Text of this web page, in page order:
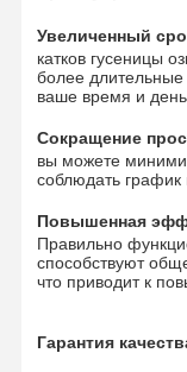
Зубы в ведрах
Рука
Нажмите на
Подшипник
Увеличенный
катков гусеницы
более
ваше время и
Сокращение
вы можете
соблюдать график
Повышенная
Правильно
способствуют
что приводит к
Гарантия